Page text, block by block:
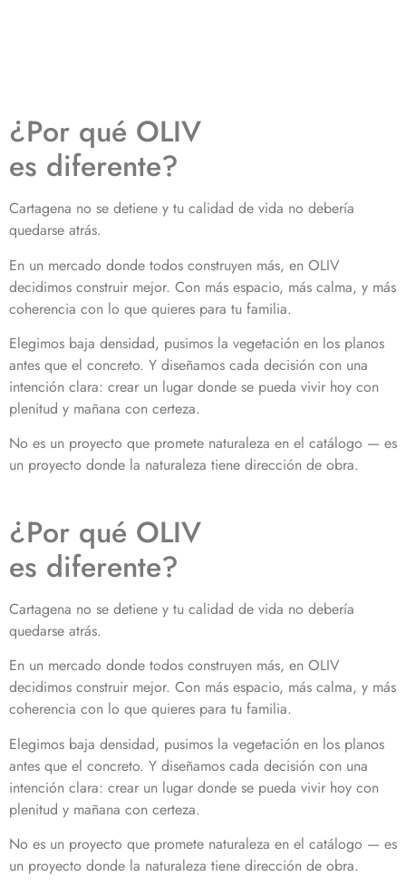
¿Por qué OLIV
es diferente?
Cartagena no se detiene y tu calidad de vida no debería
quedarse atrás.
En un mercado donde todos construyen más, en OLIV
decidimos construir mejor. Con más espacio, más calma, y más
coherencia con lo que quieres para tu familia.
Elegimos baja densidad, pusimos la vegetación en los planos
antes que el concreto. Y diseñamos cada decisión con una
intención clara: crear un lugar donde se pueda vivir hoy con
plenitud y mañana con certeza.
No es un proyecto que promete naturaleza en el catálogo — es
un proyecto donde la naturaleza tiene dirección de obra.
¿Por qué OLIV
es diferente?
Cartagena no se detiene y tu calidad de vida no debería
quedarse atrás.
En un mercado donde todos construyen más, en OLIV
decidimos construir mejor. Con más espacio, más calma, y más
coherencia con lo que quieres para tu familia.
Elegimos baja densidad, pusimos la vegetación en los planos
antes que el concreto. Y diseñamos cada decisión con una
intención clara: crear un lugar donde se pueda vivir hoy con
plenitud y mañana con certeza.
No es un proyecto que promete naturaleza en el catálogo — es
un proyecto donde la naturaleza tiene dirección de obra.